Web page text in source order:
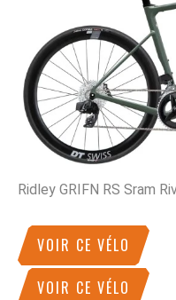
Ridley GRIFN RS Sram
VOIR CE VÉLO
VOIR CE VÉLO